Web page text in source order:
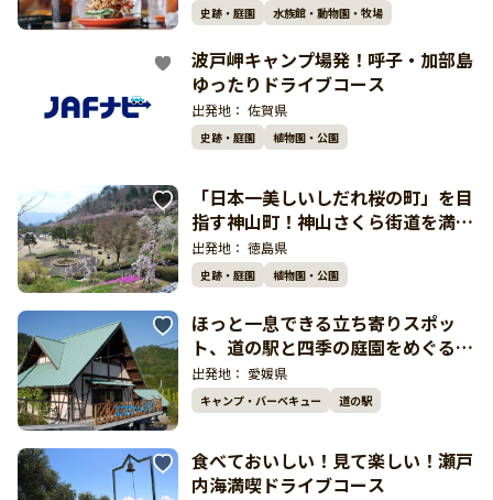
史跡・庭園 水族館・動物園・牧場
波戸岬キャンプ場発！呼子・加部島
ゆったりドライブコース
出発地： 佐賀県
史跡・庭園 植物園・公園
「日本一美しいしだれ桜の町」を目
指す神山町！神山さくら街道を満喫
するドライブコース
出発地： 徳島県
史跡・庭園 植物園・公園
ほっと一息できる立ち寄りスポッ
ト、道の駅と四季の庭園をめぐるド
ライブコース
出発地： 愛媛県
キャンプ・バーベキュー 道の駅
食べておいしい！見て楽しい！瀬戸
内海満喫ドライブコース